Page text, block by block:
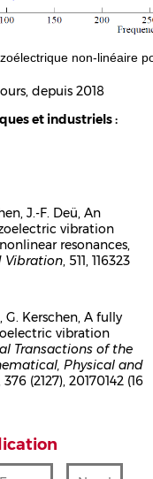
non-linéaire
depuis 2018
et industriels :
J.-F. Deü, An
vibration
resonances,
Vibration, 511, 116323
G. Kerschen, A fully
vibration
Transactions of the
Physical and
376 (2127), 20170142 (16